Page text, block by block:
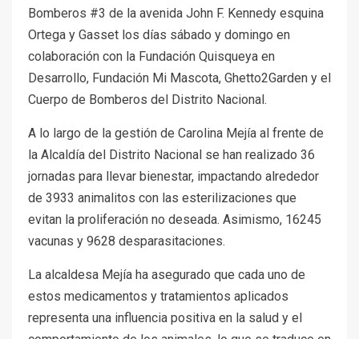
Bomberos #3 de la avenida John F. Kennedy esquina
Ortega y Gasset los días sábado y domingo en
colaboración con la Fundación Quisqueya en
Desarrollo, Fundación Mi Mascota, Ghetto2Garden y el
Cuerpo de Bomberos del Distrito Nacional.
A lo largo de la gestión de Carolina Mejía al frente de
la Alcaldía del Distrito Nacional se han realizado 36
jornadas para llevar bienestar, impactando alrededor
de 3933 animalitos con las esterilizaciones que
evitan la proliferación no deseada. Asimismo, 16245
vacunas y 9628 desparasitaciones.
La alcaldesa Mejía ha asegurado que cada uno de
estos medicamentos y tratamientos aplicados
representa una influencia positiva en la salud y el